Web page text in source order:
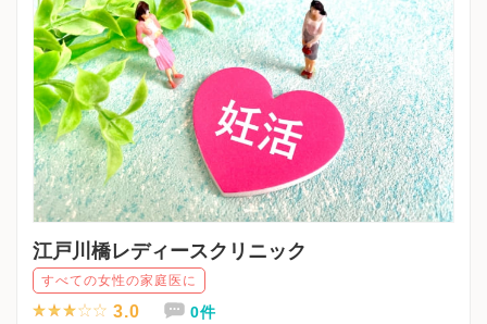
江戸川橋レディースクリニック
すべての女性の家庭医に
3.0 0件